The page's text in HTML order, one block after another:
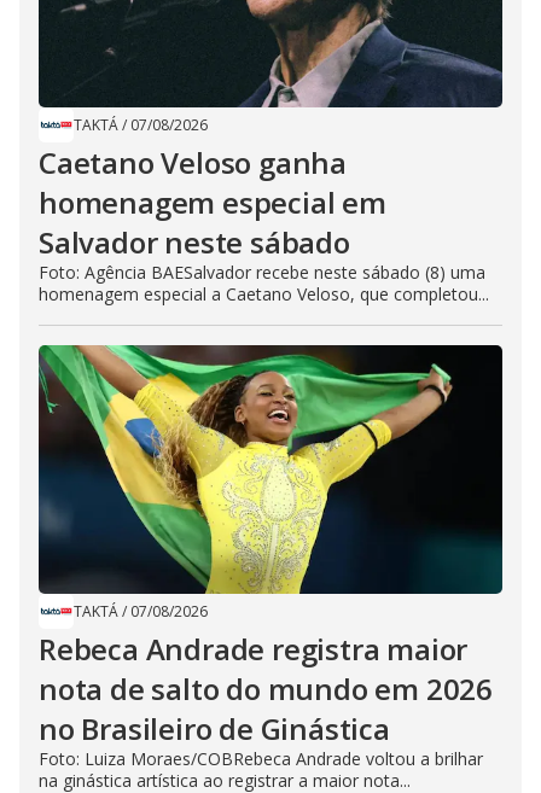
TAKTÁ/ 07/08/2026
Caetano Veloso ganha
homenagem especial em
Salvador neste sábado
Foto: Agência BAESalvador recebe neste sábado (8) uma
homenagem especial a Caetano Veloso, que completou...
TAKTÁ/ 07/08/2026
Rebeca Andrade registra maior
nota de salto do mundo em 2026
no Brasileiro de Ginástica
Foto: Luiza Moraes/COBRebeca Andrade voltou a brilhar
na ginástica artística ao registrar a maior nota...